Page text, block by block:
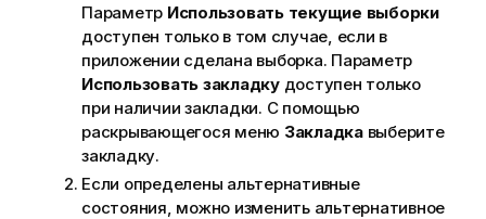
Параметр Использовать текущие выборки
доступен только в том случае, если в
приложении сделана выборка. Параметр
Использовать закладкудоступен только
при наличии закладки. С помощью
раскрывающегося меню Закладкавыберите
закладку.
Если определены альтернативные
состояния, можно изменить альтернативное